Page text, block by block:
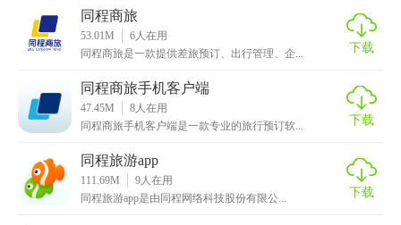
·国内长线旅游：国内游线路，每周都有惊喜；涵盖亲子游、
爸妈游、文化游、青春游、毕业游等，个性游玩，畅游中国
通及游玩主题和玩法推荐，更可提供全球旅行随身Wifi预订服
·出境游、邮轮游：全球热门目的地旅游团预订、半自助游预
订；皇家加勒比、歌诗达、丽星等全球知名邮轮公司邮轮预
订，同程邮轮包船预订
同程商旅
53.01M 6人在用
同程商旅是一款提供差旅预订、出行管理、企...
下载
同程商旅手机客户端
47.45M 8人在用
同程商旅手机客户端是一款专业的旅行预订软...
下载
同程旅游app
111.69M 9人在用
同程旅游app是由同程网络科技股份有限公...
下载